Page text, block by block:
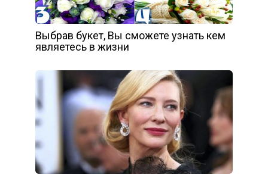
Выбрав букет, Вы сможете узнать кем
являетесь в жизни